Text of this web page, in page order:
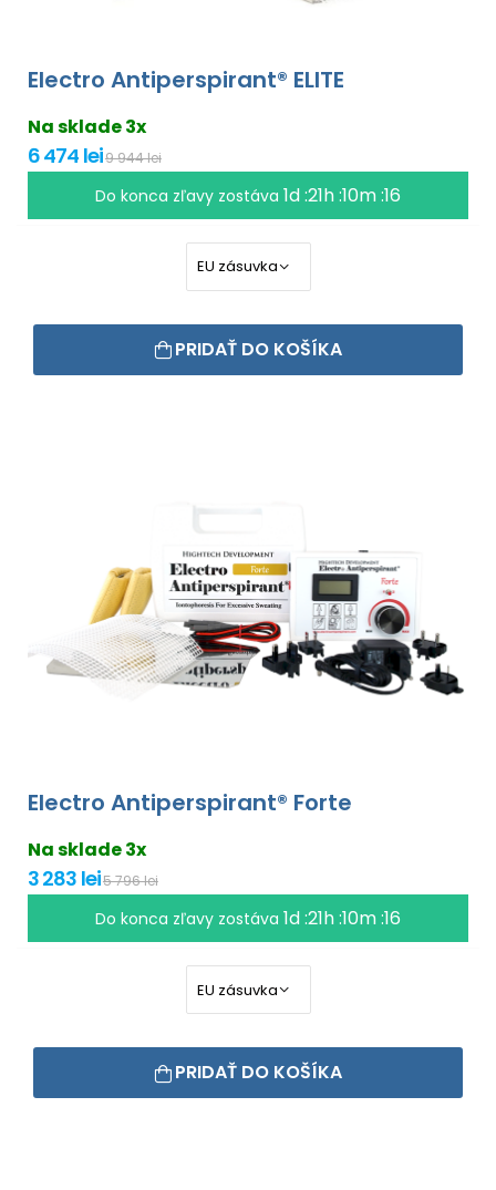
Electro Antiperspirant® ELITE
Na sklade 3x
6 474 lei9 944 lei
Do konca zľavy zostáva 1d :21h :10m :16
PRIDAŤ DO KOŠÍKA
Electro Antiperspirant® Forte
Na sklade 3x
3 283 lei5 796 lei
Do konca zľavy zostáva 1d :21h :10m :16
PRIDAŤ DO KOŠÍKA